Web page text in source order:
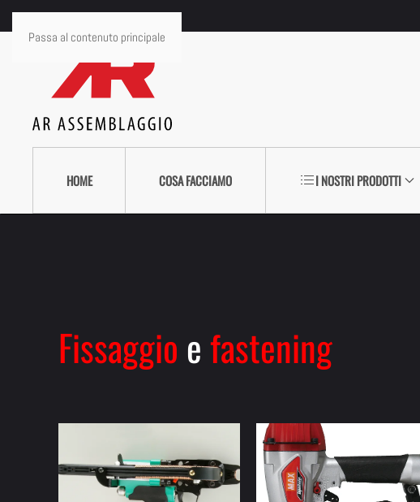
Passa al contenuto principale
HOME COSA FACCIAMO I NOSTRI PRODOTTI
Fissaggio efastening